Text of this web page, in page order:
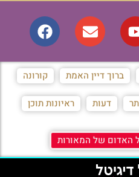
ברוך דיין האמת קורונה
דעות ראיונות תוכן
האדום של המאורות